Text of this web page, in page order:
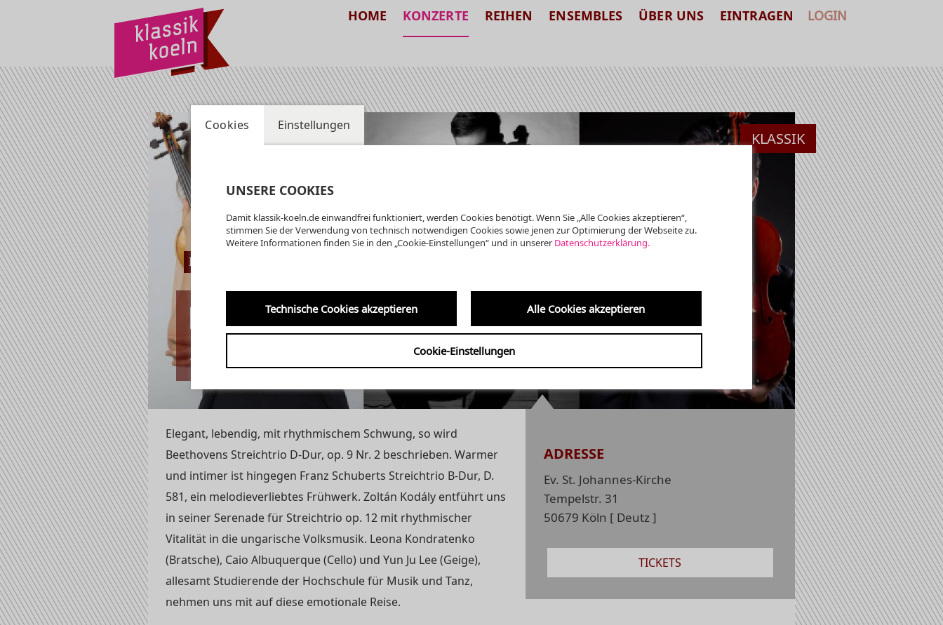
HOME KONZERTE REIHEN ENSEMBLES ÜBER UNS EINTRAGEN LOGIN
KLASSIK
Ev. St. Johannes-Kirche
04.06.2026 | 16:00 UHR
Streichertrio
Elegant, lebendig, mit rhythmischem Schwung, so wird
Beethovens Streichtrio D-Dur, op. 9 Nr. 2 beschrieben. Warmer
und intimer ist hingegen Franz Schuberts Streichtrio B-Dur, D.
581, ein melodieverliebtes Frühwerk. Zoltán Kodály entführt uns
in seiner Serenade für Streichtrio op. 12 mit rhythmischer
Vitalität in die ungarische Volksmusik. Leona Kondratenko
(Bratsche), Caio Albuquerque (Cello) und Yun Ju Lee (Geige),
allesamt Studierende der Hochschule für Musik und Tanz,
nehmen uns mit auf diese emotionale Reise.
ADRESSE
Ev. St. Johannes-Kirche
Tempelstr. 31
50679 Köln [ Deutz ]
TICKETS
Cookies Einstellungen
UNSERE COOKIES
Damit klassik-koeln.de einwandfrei funktioniert, werden Cookies benötigt. Wenn Sie „Alle Cookies akzeptieren“,
stimmen Sie der Verwendung von technisch notwendigen Cookies sowie jenen zur Optimierung der Webseite zu.
Weitere Informationen finden Sie in den „Cookie-Einstellungen“ und in unserer Datenschutzerklärung.
Technische Cookies akzeptieren Alle Cookies akzeptieren
Cookie-Einstellungen